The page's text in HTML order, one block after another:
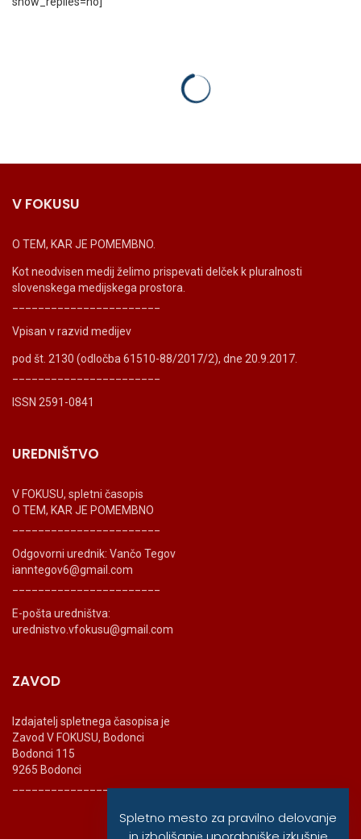
V FOKUSU
O TEM, KAR JE POMEMBNO.
Kot neodvisen medij želimo prispevati delček k pluralnosti
slovenskega medijskega prostora.
Vpisan v razvid medijev
pod št. 2130 (odločba 61510-88/2017/2), dne 20.9.2017.
ISSN 2591-0841
UREDNIŠTVO
V FOKUSU, spletni časopis
O TEM, KAR JE POMEMBNO
Odgovorni urednik: Vančo Tegov
ianntegov6@gmail.com
E-pošta uredništva:
urednistvo.vfokusu@gmail.com
ZAVOD
Izdajatelj spletnega časopisa je
Zavod V FOKUSU, Bodonci
Bodonci 115
9265 Bodonci
_______________________
Spletno mesto za pravilno delovanje